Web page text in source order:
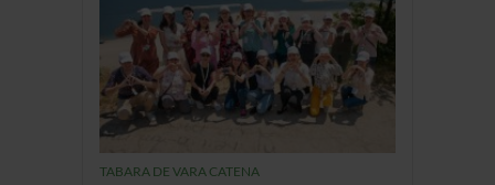
TABARA DE VARA CATENA